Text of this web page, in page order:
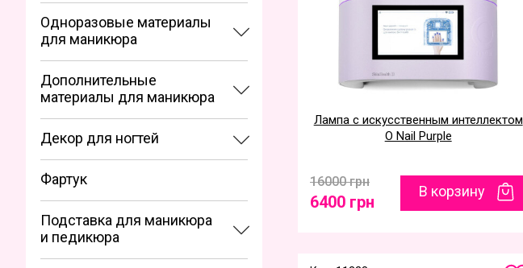
Одноразовые материалы
для маникюра
Дополнительные
материалы для маникюра
Декор для ногтей
Фартук
Подставка для маникюра
и педикюра
Лампа с искусственным интеллектом
O Nail Purple
16000 грн
6400 грн
В корзину